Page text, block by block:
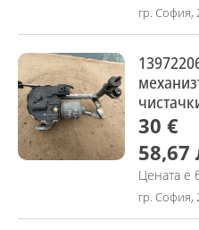
гр. София,
2012
30 €
58,67
Цената е
гр. София,